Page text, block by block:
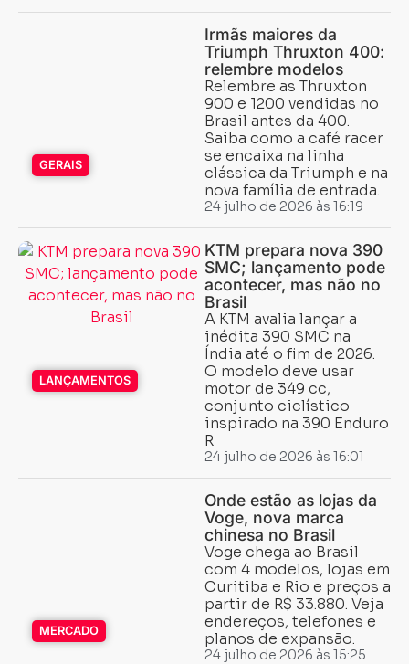
GERAIS
Irmãs maiores da
Triumph Thruxton 400:
relembre modelos
Relembre as Thruxton
900 e 1200 vendidas no
Brasil antes da 400.
Saiba como a café racer
se encaixa na linha
clássica da Triumph e na
nova família de entrada.
24 julho de 2026 às 16:19
LANÇAMENTOS
KTM prepara nova 390
SMC; lançamento pode
acontecer, mas não no
Brasil
A KTM avalia lançar a
inédita 390 SMC na
Índia até o fim de 2026.
O modelo deve usar
motor de 349 cc,
conjunto ciclístico
inspirado na 390 Enduro
R
24 julho de 2026 às 16:01
MERCADO
Onde estão as lojas da
Voge, nova marca
chinesa no Brasil
Voge chega ao Brasil
com 4 modelos, lojas em
Curitiba e Rio e preços a
partir de R$ 33.880. Veja
endereços, telefones e
planos de expansão.
24 julho de 2026 às 15:25